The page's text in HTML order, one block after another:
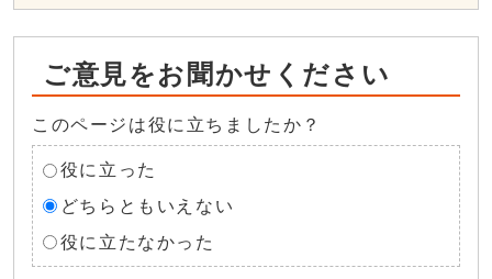
ご意見をお聞かせください
このページは役に立ちましたか？
役に立った
どちらともいえない
役に立たなかった